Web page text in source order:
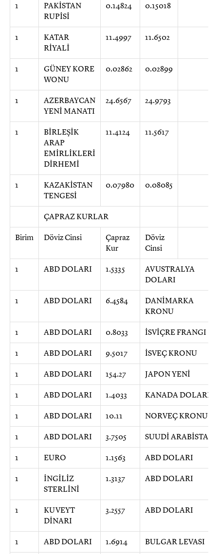
1
PAKİSTAN
RUPİSİ
0.14824 0.15018
1
KATAR
RİYALİ
11.4997 11.6502
1
GÜNEY KORE
WONU
0.02862 0.02899
1
AZERBAYCAN
YENİ MANATI
24.6567 24.9793
1
BİRLEŞİK
ARAP
EMİRLİKLERİ
DİRHEMİ
11.4124 11.5617
1
KAZAKİSTAN
TENGESİ
0.07980 0.08085
ÇAPRAZ KURLAR
Birim Döviz Cinsi
Çapraz
Kur
Döviz
Cinsi
1 ABD DOLARI 1.5335
AVUSTRALYA
DOLARI
1 ABD DOLARI 6.4584
DANİMARKA
KRONU
1 ABD DOLARI 0.8033 İSVİÇRE FRANGI
1 ABD DOLARI 9.5017 İSVEÇ KRONU
1 ABD DOLARI 154.27 JAPON YENİ
1 ABD DOLARI 1.4033 KANADA DOLARI
1 ABD DOLARI 10.11 NORVEÇ KRONU
1 ABD DOLARI 3.7505 SUUDİ ARABİSTAN
1 EURO 1.1563 ABD DOLARI
1
İNGİLİZ
STERLİNİ
1.3137 ABD DOLARI
1
KUVEYT
DİNARI
3.2557 ABD DOLARI
1 ABD DOLARI 1.6914 BULGAR LEVASI